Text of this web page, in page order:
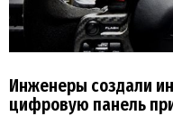
Инженеры создали
цифровую панель